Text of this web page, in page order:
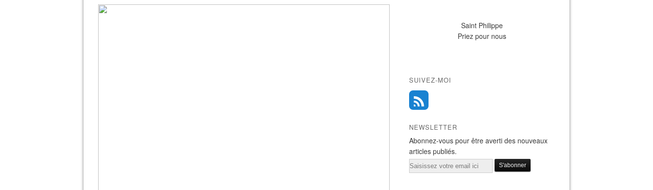
Saint Philippe
Priez pour nous
SUIVEZ-MOI
NEWSLETTER
Abonnez-vous pour être averti des nouveaux
articles publiés.
Email